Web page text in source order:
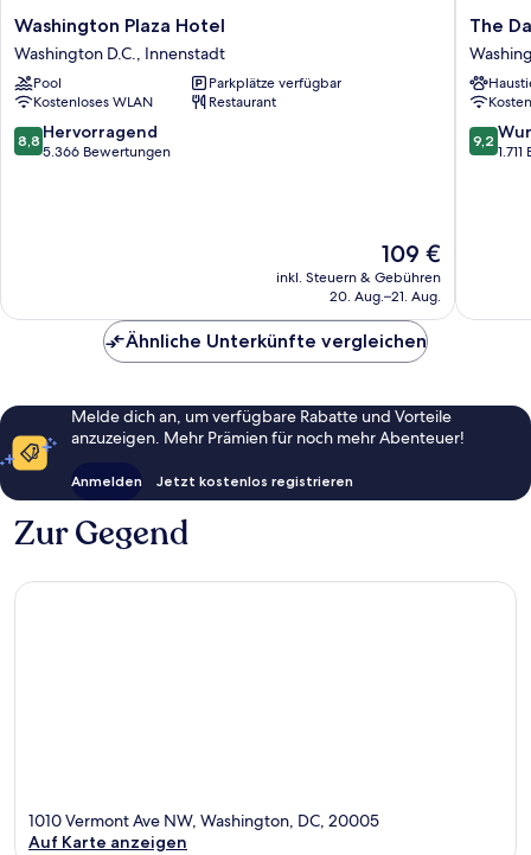
Washington
Plaza
Hotel
Washington
D.C.,
Innenstadt
Washington Plaza Hotel
Washington D.C., Innenstadt
Pool
Parkplätze verfügbar
Kostenloses WLAN
Restaurant
8.8
von
8,8 Hervorragend
5.366 Bewertungen
Der
Preis
beträgt
109 €
inkl. Steuern & Gebühren
20. Aug.–21. Aug.
The
Darcy
Hotel
D.C.,
The
9.2
von
9,2
Ähnliche Unterkünfte vergleichen
Melde dich an, um verfügbare Rabatte und Vorteile
anzuzeigen. Mehr Prämien für noch mehr Abenteuer!
Anmelden Jetzt kostenlos registrieren
Zur Gegend
1010 Vermont Ave NW, Washington, DC, 20005
Auf Karte anzeigen